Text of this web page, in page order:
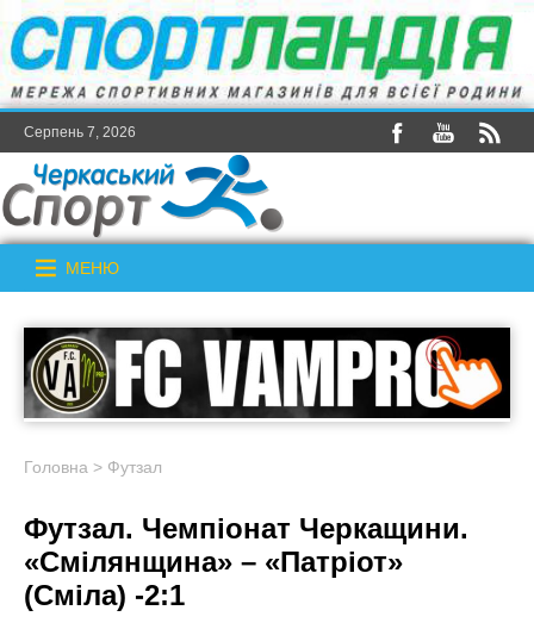
Серпень 7, 2026
МЕНЮ
Головна > Футзал
Футзал. Чемпіонат Черкащини.
«Смілянщина» – «Патріот»
(Сміла) -2:1